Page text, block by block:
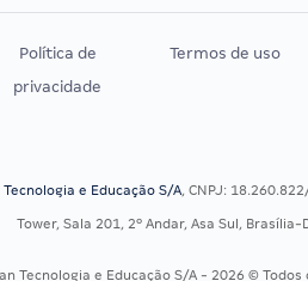
Política de
privacidade
Termos de uso
Tecnologia e Educação S/A, CNPJ:
Tower, Sala 201, 2º Andar, Asa Sul, Brasília-
Tecnologia e Educação S/A - 2026 ©